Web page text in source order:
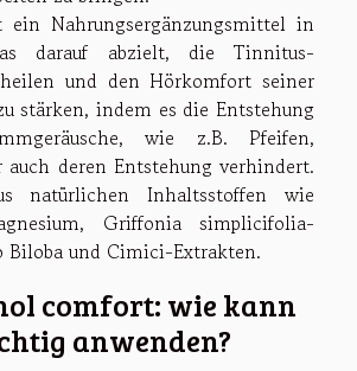
ein Nahrungsergänzungsmittel in
darauf abzielt, die Tinnitus-
und den Hörkomfort seiner
stärken, indem es die Entstehung
wie z.B. Pfeifen,
auch deren Entstehung verhindert.
natürlichen Inhaltsstoffen wie
Griffonia simplicifolia-
Biloba und Cimici-Extrakten.
comfort: wie kann
anwenden?